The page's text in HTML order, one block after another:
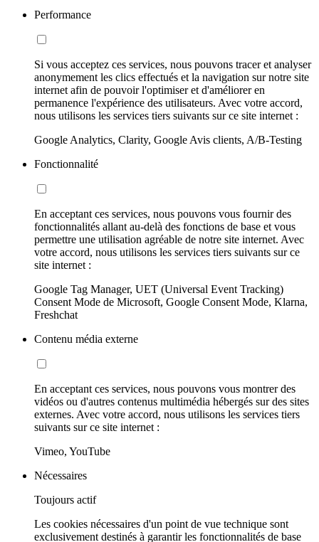
Performance
Si vous acceptez ces services, nous pouvons tracer et analyser
anonymement les clics effectués et la navigation sur notre site
internet afin de pouvoir l'optimiser et d'améliorer en
permanence l'expérience des utilisateurs. Avec votre accord,
nous utilisons les services tiers suivants sur ce site internet :
Google Analytics, Clarity, Google Avis clients, A/B-Testing
Fonctionnalité
En acceptant ces services, nous pouvons vous fournir des
fonctionnalités allant au-delà des fonctions de base et vous
permettre une utilisation agréable de notre site internet. Avec
votre accord, nous utilisons les services tiers suivants sur ce
site internet :
Google Tag Manager, UET (Universal Event Tracking)
Consent Mode de Microsoft, Google Consent Mode, Klarna,
Freshchat
Contenu média externe
En acceptant ces services, nous pouvons vous montrer des
vidéos ou d'autres contenus multimédia hébergés sur des sites
externes. Avec votre accord, nous utilisons les services tiers
suivants sur ce site internet :
Vimeo, YouTube
Nécessaires
Toujours actif
Les cookies nécessaires d'un point de vue technique sont
exclusivement destinés à garantir les fonctionnalités de base